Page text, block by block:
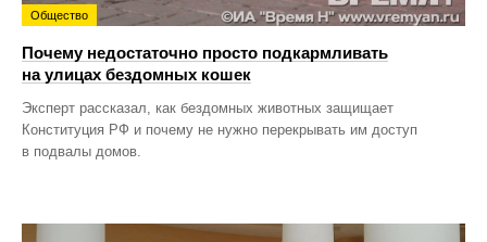
Общество
Почему недостаточно просто подкармливать
на улицах бездомных кошек
Эксперт рассказал, как бездомных животных защищает
Конституция РФ и почему не нужно перекрывать им доступ
в подвалы домов.